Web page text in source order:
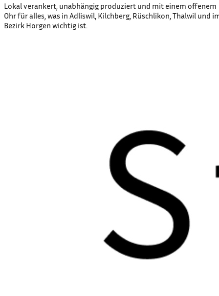
Lokal verankert, unabhängig produziert und mit einem offenem
Ohr für alles, was in Adliswil, Kilchberg, Rüschlikon, Thalwil und
Bezirk Horgen wichtig ist.